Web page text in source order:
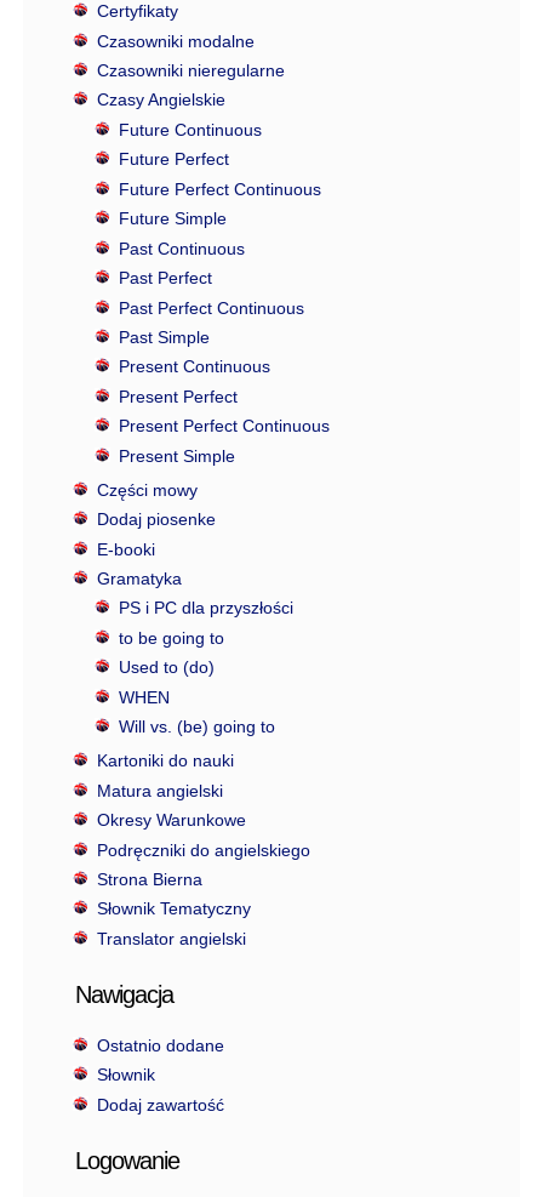
Certyfikaty
Czasowniki modalne
Czasowniki nieregularne
Czasy Angielskie
Future Continuous
Future Perfect
Future Perfect Continuous
Future Simple
Past Continuous
Past Perfect
Past Perfect Continuous
Past Simple
Present Continuous
Present Perfect
Present Perfect Continuous
Present Simple
Części mowy
Dodaj piosenke
E-booki
Gramatyka
PS i PC dla przyszłości
to be going to
Used to (do)
WHEN
Will vs. (be) going to
Kartoniki do nauki
Matura angielski
Okresy Warunkowe
Podręczniki do angielskiego
Strona Bierna
Słownik Tematyczny
Translator angielski
Nawigacja
Ostatnio dodane
Słownik
Dodaj zawartość
Logowanie